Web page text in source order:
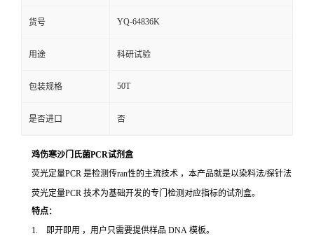
货号 YQ-64836K
用途 科研试验
包装规格 50T
是否进口 否
鸡伤寒沙门氏菌PCR试剂盒
荧光定量PCR 是检测传ran性的主流技术 ，本产品就是以染料法/探针法
荧光定量PCR 技术为基础开发的专门检测对应指标的试剂盒。
特点：
1. 即开即用 ，用户只需要提供样品 DNA 模板。